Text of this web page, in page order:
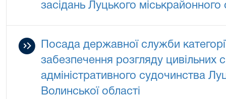
засідань Луцького міськрайонного
Посада державної служби
забезпечення розгляду цивільних
адміністративного судочинства
Волинської області